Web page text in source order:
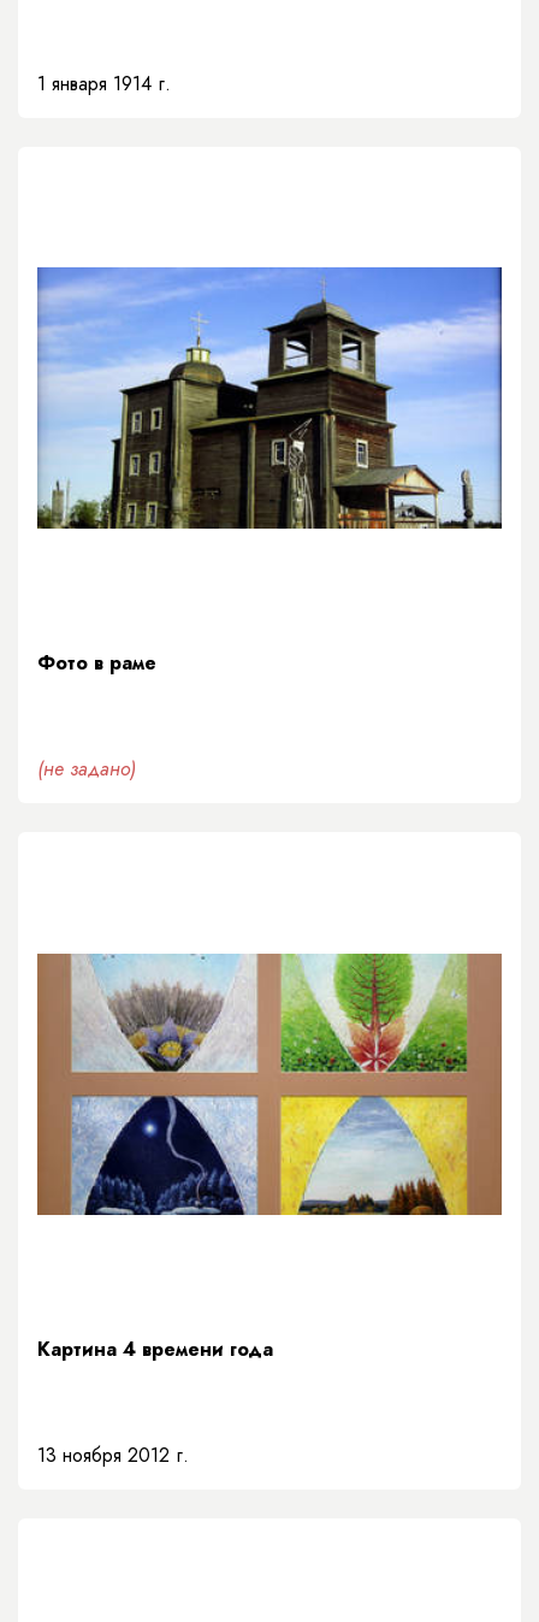
1 января 1914 г.
Фото в раме
(не задано)
Картина 4 времени года
13 ноября 2012 г.